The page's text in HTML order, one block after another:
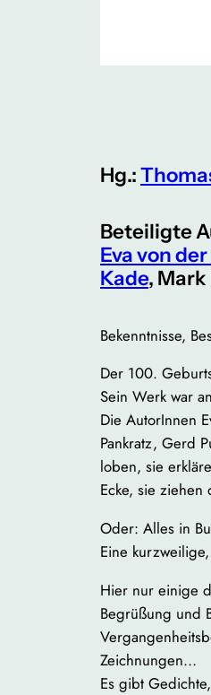
Hg.:
Beteiligte
Eva von
Kade,
Bekenntnisse,
Der 100.
Sein Werk war
Die AutorInnen
Pankratz, Gerd
loben, sie
Ecke, sie
Oder: Alles in
Eine
Hier nur einige
Begrüßung und
Zeichnungen…
Es gibt